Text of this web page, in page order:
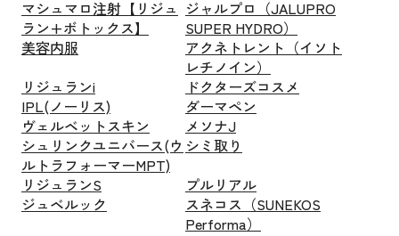
マシュマロ注射【リジュ
ラン+ボトックス】
ジャルプロ（JALUPRO
SUPER HYDRO）
美容内服
アクネトレント（イソト
レチノイン）
リジュランi
ドクターズコスメ
IPL(ノーリス)
ダーマペン
ヴェルベットスキン
メソナJ
シュリンクユニバース(ウ
ルトラフォーマーMPT)
シミ取り
リジュランS
プルリアル
ジュベルック
スネコス（SUNEKOS
Performa）